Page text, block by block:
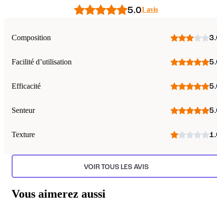
5.01 avis
Composition
Facilité d’utilisation
Efficacité
Senteur
Texture
VOIR TOUS LES AVIS
Vous aimerez aussi